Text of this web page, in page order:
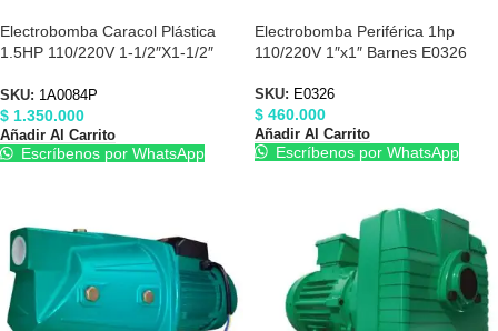
Electrobomba Caracol Plástica
1.5HP 110/220V 1-1/2″X1-1/2″
SKU: 1A0084P
$ 1.350.000
Añadir Al Carrito
Escríbenos por WhatsApp
Electrobomba Periférica 1hp
110/220V 1″x1″ Barnes E0326
SKU: E0326
$ 460.000
Añadir Al Carrito
Escríbenos por WhatsApp